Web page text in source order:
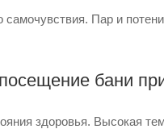
Пар и
бани
здоровья. Высокая